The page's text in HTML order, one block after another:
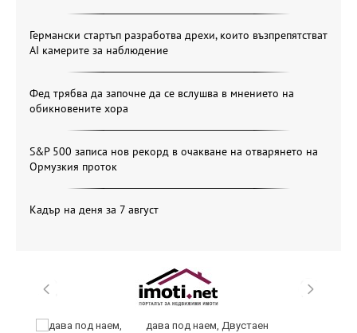
Германски стартъп разработва дрехи, които възпрепятстват
AI камерите за наблюдение
Фед трябва да започне да се вслушва в мнението на
обикновените хора
S&P 500 записа нов рекорд в очакване на отварянето на
Ормузкия проток
Кадър на деня за 7 август
дава под наем, Двустаен